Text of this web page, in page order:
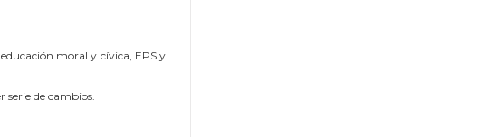
moral y cívica, EPS y
de cambios.